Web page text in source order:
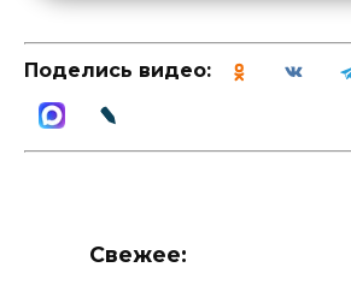
Поделись видео:
Свежее: